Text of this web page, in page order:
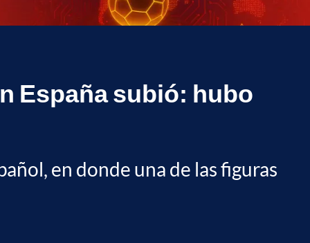
España subió: hubo
en donde una de las figuras